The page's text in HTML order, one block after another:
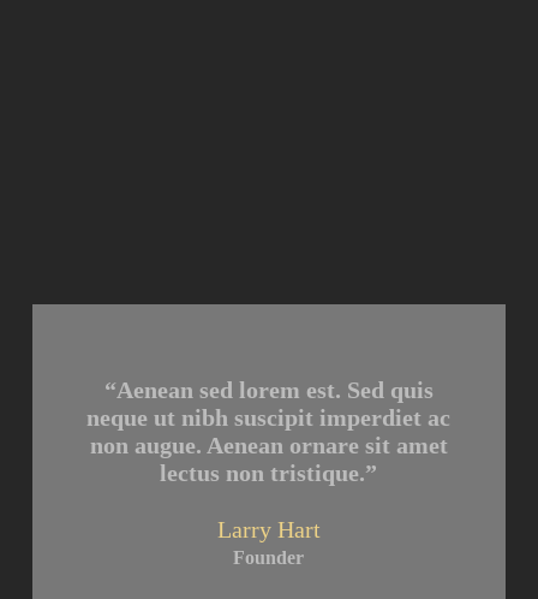
“Aenean sed lorem est. Sed quis
neque ut nibh suscipit imperdiet ac
non augue. Aenean ornare sit amet
lectus non tristique.”
Larry Hart
Founder